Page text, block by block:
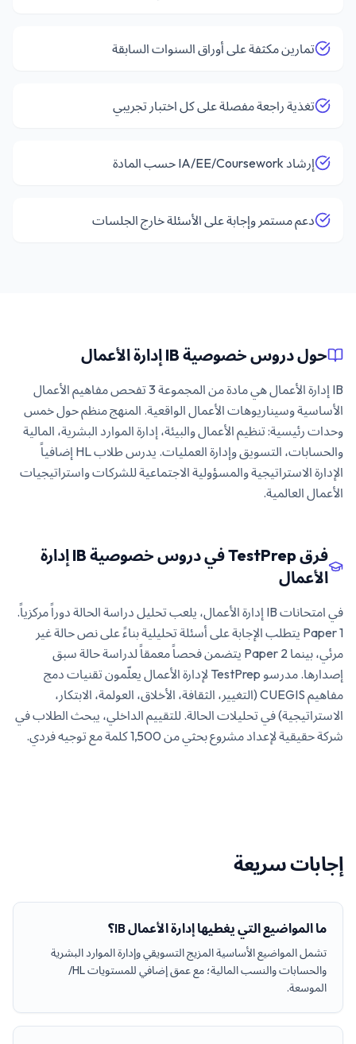
تمارين مكثفة على أوراق السنوات السابقة
تغذية راجعة مفصلة على كل اختبار تجريبي
إرشاد IA/EE/Coursework حسب المادة
دعم مستمر وإجابة على الأسئلة خارج الجلسات
حول دروس خصوصية IB إدارة الأعمال
IB إدارة الأعمال هي مادة من المجموعة 3 تفحص مفاهيم الأعمال
الأساسية وسيناريوهات الأعمال الواقعية. المنهج منظم حول خمس
وحدات رئيسية: تنظيم الأعمال والبيئة، إدارة الموارد البشرية، المالية
والحسابات، التسويق وإدارة العمليات. يدرس طلاب HL إضافياً
الإدارة الاستراتيجية والمسؤولية الاجتماعية للشركات واستراتيجيات
الأعمال العالمية.
فرق TestPrep في دروس خصوصية IB إدارة
الأعمال
في امتحانات IB إدارة الأعمال، يلعب تحليل دراسة الحالة دوراً مركزياً.
Paper 1 يتطلب الإجابة على أسئلة تحليلية بناءً على نص حالة غير
مرئي، بينما Paper 2 يتضمن فحصاً معمقاً لدراسة حالة سبق
إصدارها. مدرسو TestPrep لإدارة الأعمال يعلّمون تقنيات دمج
مفاهيم CUEGIS (التغيير، الثقافة، الأخلاق، العولمة، الابتكار،
الاستراتيجية) في تحليلات الحالة. للتقييم الداخلي، يبحث الطلاب في
شركة حقيقية لإعداد مشروع بحثي من 1,500 كلمة مع توجيه فردي.
إجابات سريعة
ما المواضيع التي يغطيها إدارة الأعمال IB؟
تشمل المواضيع الأساسية المزيج التسويقي وإدارة الموارد البشرية
والحسابات والنسب المالية؛ مع عمق إضافي للمستويات HL/
الموسعة.